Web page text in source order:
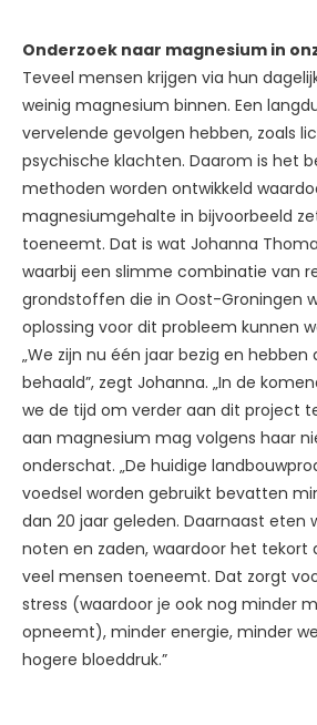
Onderzoek naar magnesium in
Teveel mensen krijgen via hun
weinig magnesium binnen. Een
vervelende gevolgen hebben, zoals
psychische klachten. Daarom is het
methoden worden ontwikkeld
magnesiumgehalte in bijvoorbeeld
toeneemt. Dat is wat Johanna
waarbij een slimme combinatie van
grondstoffen die in Oost-Groningen
oplossing voor dit probleem kunnen
„We zijn nu één jaar bezig en
behaald”, zegt Johanna. „In de
we de tijd om verder aan dit project
aan magnesium mag volgens haar
onderschat. „De huidige
voedsel worden gebruikt bevatten
dan 20 jaar geleden. Daarnaast eten
noten en zaden, waardoor het tekort
veel mensen toeneemt. Dat zorgt
stress (waardoor je ook nog minder
opneemt), minder energie, minder
hogere bloeddruk.”